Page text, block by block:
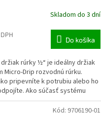
Skladom do 3 dní
Do košíka
držiak rúrky ½“ je ideálny držiak
Micro-Drip rozvodnú rúrku.
pripevníte k potrubiu alebo ho
Ako súčasť systému
Kód: 9706190-01